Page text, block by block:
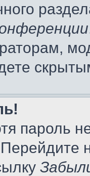
пароль